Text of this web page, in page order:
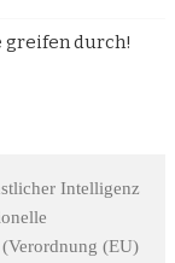
durch!
Intelligenz
(EU)